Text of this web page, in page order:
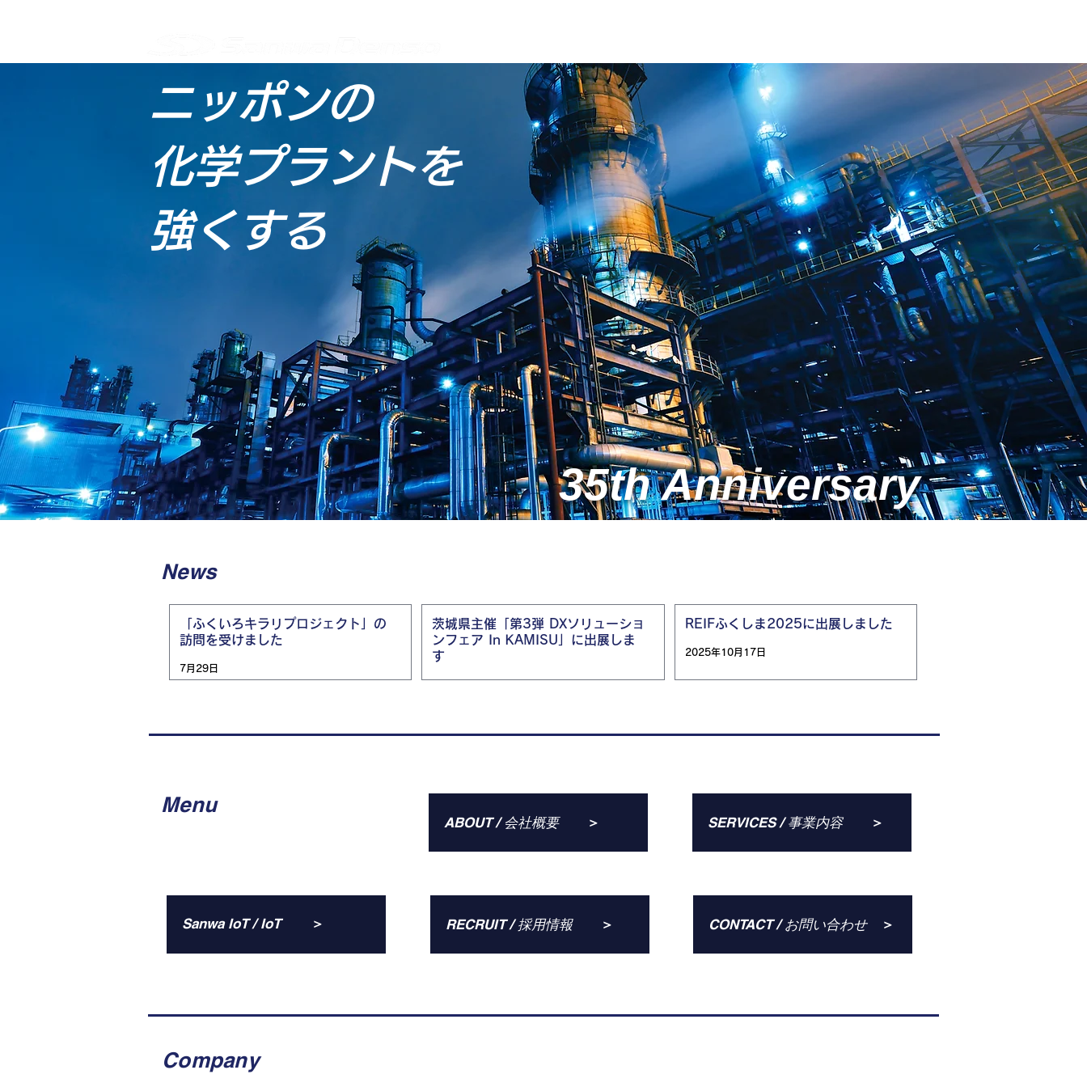
/ 会社について
ニッポンの
化学プラントを
強くする
35th Anniversary
News
「ふくいろキラリプロジェクト」の
訪問を受けました
7月29日
茨城県主催「第3弾 DXソリューショ
ンフェア In KAMISU」に出展しま
す
REIFふくしま2025に出展しました
2025年10月17日
Menu
ABOUT / 会社概要 ＞ SERVICES / 事業内容 ＞
Sanwa IoT / IoT ＞ RECRUIT / 採用情報 ＞ CONTACT / お問い合わせ ＞
Company